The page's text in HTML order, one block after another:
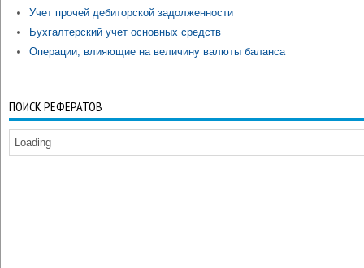
Учет прочей дебиторской задолженности
Бухгалтерский учет основных средств
Операции, влияющие на величину валюты баланса
ПОИСК РЕФЕРАТОВ
Loading